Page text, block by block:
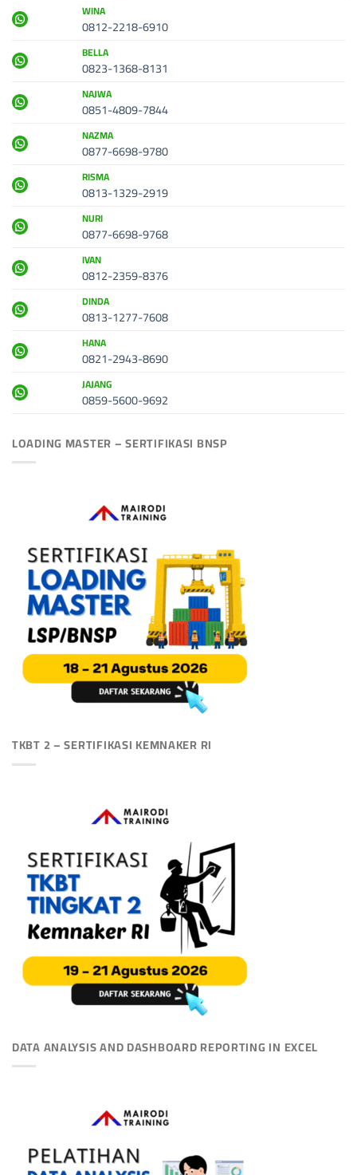
WINA
0812-2218-6910
BELLA
0823-1368-8131
NAJWA
0851-4809-7844
NAZMA
0877-6698-9780
RISMA
0813-1329-2919
NURI
0877-6698-9768
IVAN
0812-2359-8376
DINDA
0813-1277-7608
HANA
0821-2943-8690
JAJANG
0859-5600-9692
LOADING MASTER – SERTIFIKASI BNSP
TKBT 2 – SERTIFIKASI KEMNAKER RI
DATA ANALYSIS AND DASHBOARD REPORTING IN EXCEL